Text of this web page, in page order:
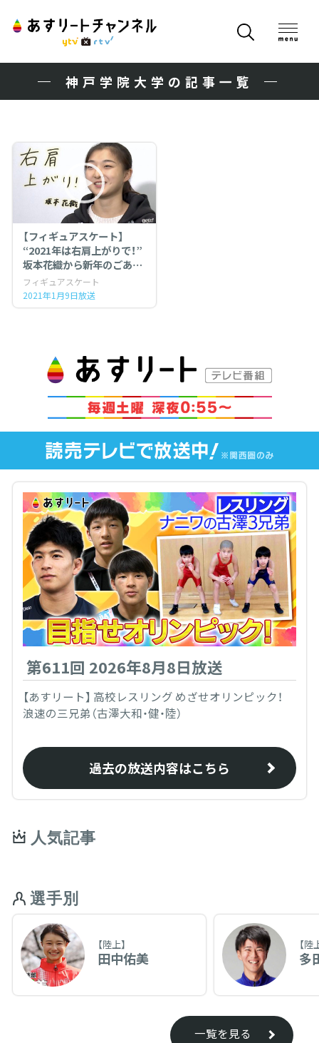
神戸学院大学の記事一覧
【フィギュアスケート】
“2021年は右肩上がりで！”
坂本花織から新年のごあい
さつ
フィギュアスケート
2021年1月9日放送
第611回 2026年8月8日放送
【あすリート】 高校レスリング めざせオリンピック！
浪速の三兄弟（古澤大和・健・陸）
過去の放送内容はこちら
人気記事
選手別
【陸上】
田中佑美
【陸
多
一覧を見る